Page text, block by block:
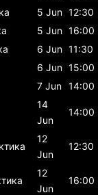
5 Jun 12:30
5 Jun 16:00
6 Jun 11:30
6 Jun 15:00
7 Jun 14:00
14
Jun
14:00
12
Jun
12:30
12
Jun
16:00